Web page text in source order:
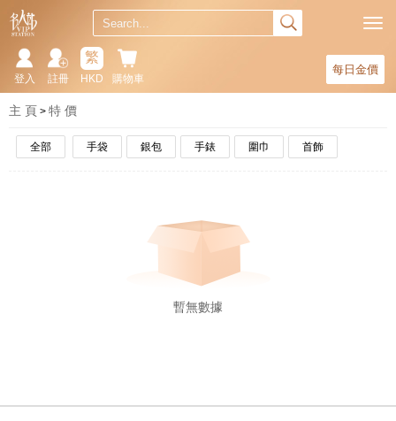
每日金價
購物車
繁
HKD
註冊
登入
主 頁 特 價
全部 手袋 銀包 手錶 圍巾 首飾
暫無數據